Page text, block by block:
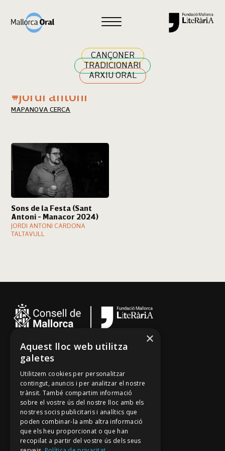
CANÇONER
TRADICIONARI
ARXIU ORAL
Cercar
Resultats cerca
#jordi antoni
MAPA NOVA CERCA
Sons de la Festa (Sant
Antoni - Manacor 2024)
JORDI ANTONI CARDONA
TALTAVULL
Cançoner
Tradicionari
Arxiu Oral
Contacte
Segueix-nos
Mallorca Oral, un projecte de
×
Aquest lloc web utilitza
galetes
Utilitzem cookies per personalitzar
contingut, anuncis i per analitzar el nostre
trànsit. També compartim informació
sobre el vostre ús del nostre lloc amb els
nostres socis publicitaris i analítics que
poden combinar-la amb altra informació
que els heu proporcionat o que han
recopilat a partir del vostre ús dels seus